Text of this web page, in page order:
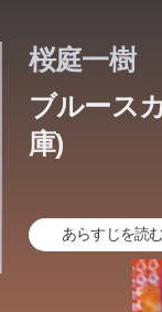
桜庭一樹
ブルース
庫)
あらすじを読む